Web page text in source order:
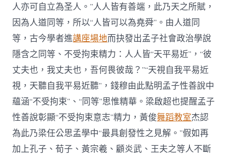
人亦可自立為圣人。”人人皆有善端，此乃天之所賦，
因為人道同等，所以“人皆可以為堯舜”。由人道同
等，古今學者進講座場地而抉發出孟子社會政治學說
隱含之同等、不受拘束精力：人人皆“天平易近”，“彼
丈夫也，我丈夫也，吾何畏彼哉？”“天視自我平易近
視，天聽自我平易近聽”，錢穆由此點明孟子性善說中
蘊涵“不受拘束”、“同等”思惟精華。梁啟超也提醒孟子
性善說彰顯“不受拘束意志”精力，黃俊舞蹈教室杰認
為此乃梁任公思孟學中“最具創發性之見解。”假如再
加上孔子、荀子、黃宗羲、顧炎武、王夫之等人不斷